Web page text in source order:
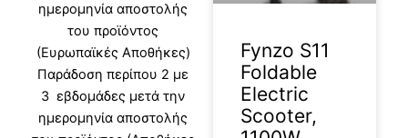
ημερομηνία αποστολής
του προϊόντος
(Ευρωπαϊκές Αποθήκες)
Παράδοση περίπου 2 με
3 εβδομάδες μετά την
ημερομηνία αποστολής
Fynzo S11
Foldable
Electric
Scooter,